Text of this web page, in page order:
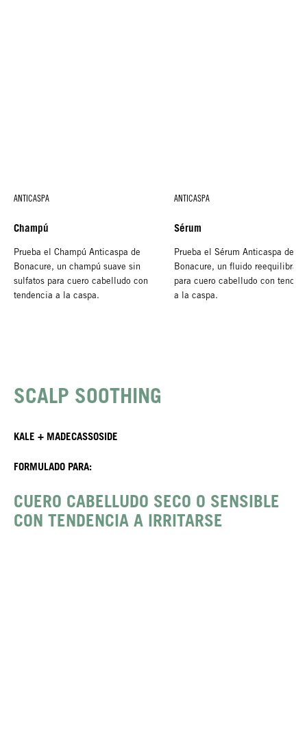
ANTICASPA
Champú
Prueba el Champú Anticaspa de
Bonacure, un champú suave sin
sulfatos para cuero cabelludo con
tendencia a la caspa.
ANTICASPA
Sérum
Prueba el Sérum Anticaspa de
Bonacure, un fluido
para cuero cabelludo con
a la caspa.
SCALP SOOTHING
KALE + MADECASSOSIDE
FORMULADO PARA:
CUERO CABELLUDO SECO O SENSIBLE
CON TENDENCIA A IRRITARSE